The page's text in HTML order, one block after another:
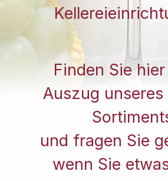
Finden Sie
Auszug unseres
und fragen Sie
wenn Sie